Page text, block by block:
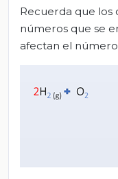
Recuerda que los
números que se
afectan el